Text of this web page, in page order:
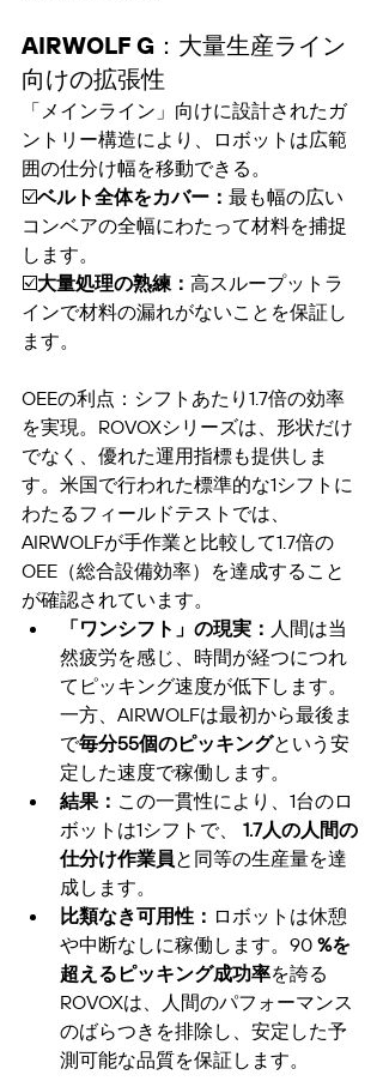
AIRWOLF G：大量生産ライン
向けの拡張性
「メインライン」向けに設計されたガ
ントリー構造により、ロボットは広範
囲の仕分け幅を移動できる。
☑️ベルト全体をカバー： 最も幅の広い
コンベアの全幅にわたって材料を捕捉
します。
☑️大量処理の熟練： 高スループットラ
インで材料の漏れがないことを保証し
ます。
OEEの利点：シフトあたり1.7倍の効率
を実現。ROVOXシリーズは、形状だけ
でなく、優れた運用指標も提供しま
す。米国で行われた標準的な1シフトに
わたるフィールドテストでは、
AIRWOLFが手作業と比較して1.7倍の
OEE（総合設備効率）を達成すること
が確認されています。
「ワンシフト」の現実： 人間は当
然疲労を感じ、時間が経つにつれ
てピッキング速度が低下します。
一方、AIRWOLFは最初から最後ま
で毎分55個のピッキングという安
定した速度で稼働します。
結果： この一貫性により、1台のロ
ボットは1シフトで、 1.7人の人間の
仕分け作業員と同等の生産量を達
成します。
比類なき可用性： ロボットは休憩
や中断なしに稼働します。90 %を
超えるピッキング成功率を誇る
ROVOXは、人間のパフォーマンス
のばらつきを排除し、安定した予
測可能な品質を保証します。